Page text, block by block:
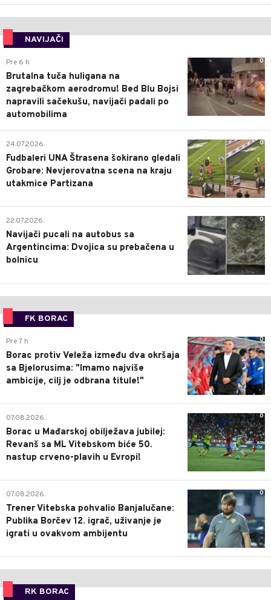
NAVIJAČI
0
Pre 6 h
Brutalna tuča huligana na
zagrebačkom aerodromu! Bed Blu Bojsi
napravili sačekušu, navijači padali po
automobilima
0
24.07.2026.
Fudbaleri UNA Štrasena šokirano gledali
Grobare: Nevjerovatna scena na kraju
utakmice Partizana
0
22.07.2026.
Navijači pucali na autobus sa
Argentincima: Dvojica su prebačena u
bolnicu
FK BORAC
0
Pre 7 h
Borac protiv Veleža između dva okršaja
sa Bjelorusima: "Imamo najviše
ambicije, cilj je odbrana titule!"
0
07.08.2026.
Borac u Mađarskoj obilježava jubilej:
Revanš sa ML Vitebskom biće 50.
nastup crveno-plavih u Evropi!
0
07.08.2026.
Trener Vitebska pohvalio Banjalučane:
Publika Borčev 12. igrač, uživanje je
igrati u ovakvom ambijentu
RK BORAC